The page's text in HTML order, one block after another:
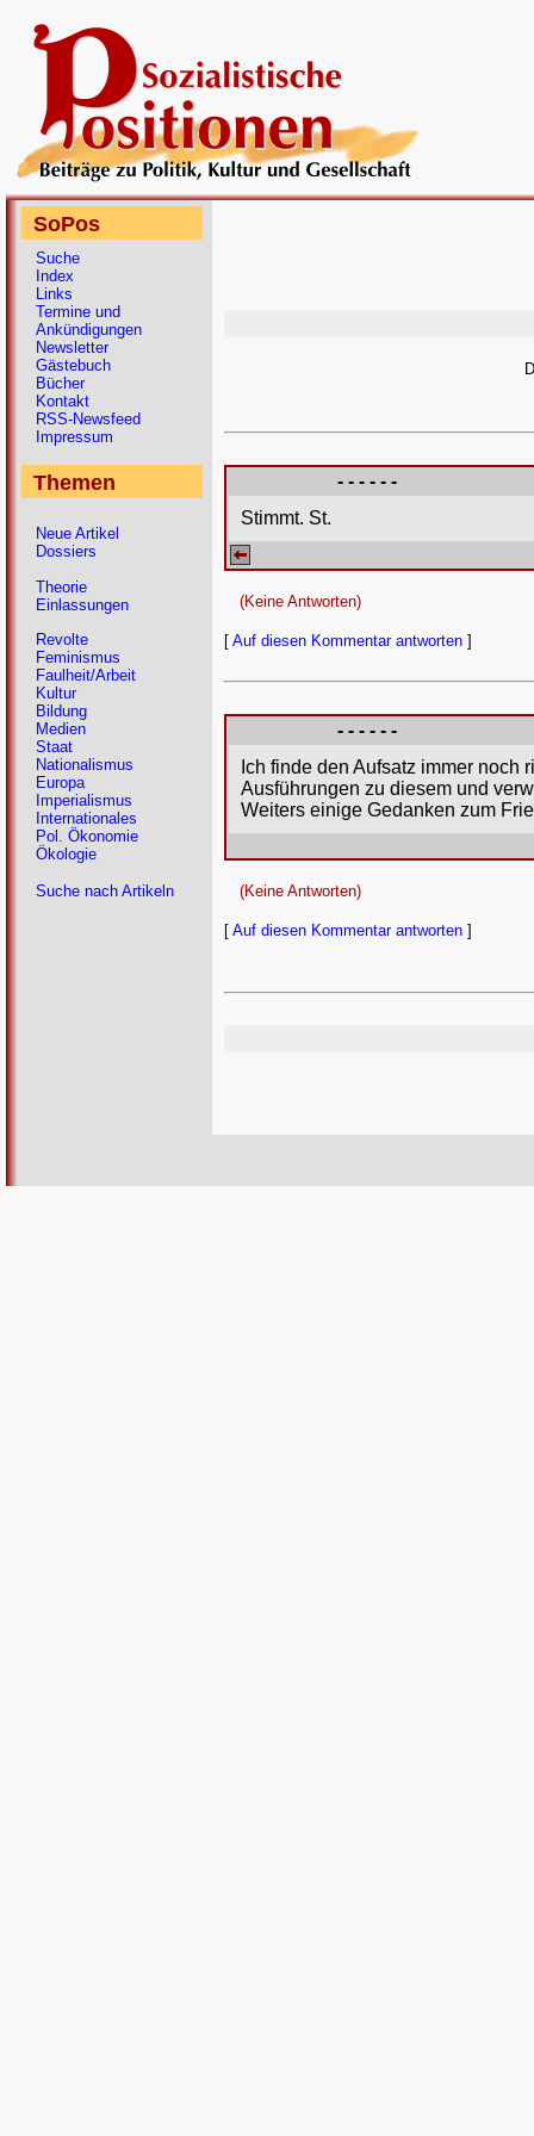
- - - - - -
Stimmt. St.
(Keine Antworten)
[ Auf diesen Kommentar antworten ]
- - - - - -
Ich finde den Aufsatz immer
Ausführungen zu diesem und
Weiters einige Gedanken zum
(Keine Antworten)
[ Auf diesen Kommentar antworten ]
SoPos
Suche
Index
Links
Termine und
Ankündigungen
Newsletter
Gästebuch
Bücher
Kontakt
RSS-Newsfeed
Impressum
Themen
Neue Artikel
Dossiers
Theorie
Einlassungen
Revolte
Feminismus
Faulheit/Arbeit
Kultur
Bildung
Medien
Staat
Nationalismus
Europa
Imperialismus
Internationales
Pol. Ökonomie
Ökologie
Suche nach Artikeln